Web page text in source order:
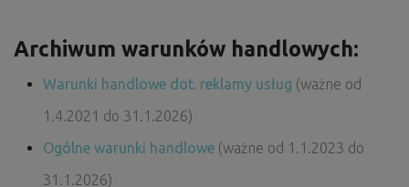
Archiwum warunków handlowych:
Warunki handlowe dot. reklamy usług (ważne od
1.4.2021 do 31.1.2026)
Ogólne warunki handlowe (ważne od 1.1.2023 do
31.1.2026)